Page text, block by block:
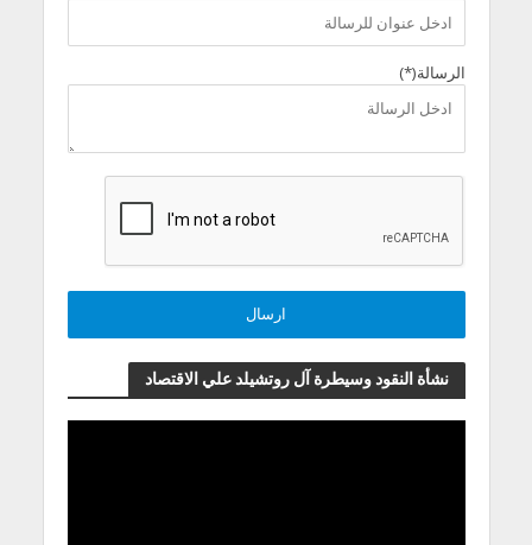
الرسالة(*)
نشأة النقود وسيطرة آل روتشيلد علي الاقتصاد